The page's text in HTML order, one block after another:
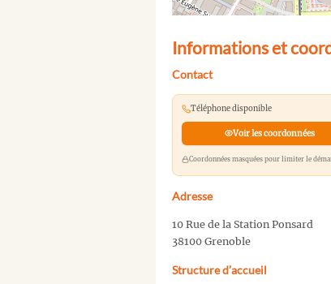
Informations et
Contact
Téléphone disponible
Voir les coordonnées
Coordonnées masquées pour limiter le
Adresse
10 Rue de la Station Ponsard
38100 Grenoble
Structure d’accueil